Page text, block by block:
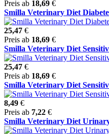
Preis ab 18,69 €
Smilla Veterinary Diet
25,47 €
Preis ab 18,69 €
Smilla Veterinary Diet
25,47 €
Preis ab 18,69 €
Smilla Veterinary Diet
8,49 €
Preis ab 7,22 €
Smilla Veterinary Diet